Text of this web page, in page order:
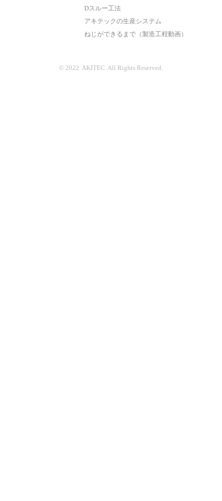
Dスルー工法
アキテックの生産システム
ねじができるまで（製造工程動画）
© 2022 AKITEC. All Rights Reserved.